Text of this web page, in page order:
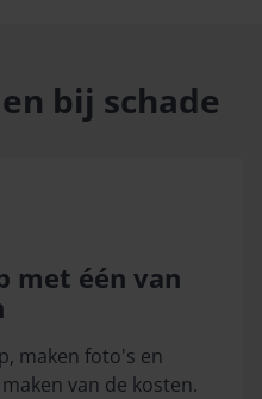
bij schade
met één van
maken foto's en
van de kosten.